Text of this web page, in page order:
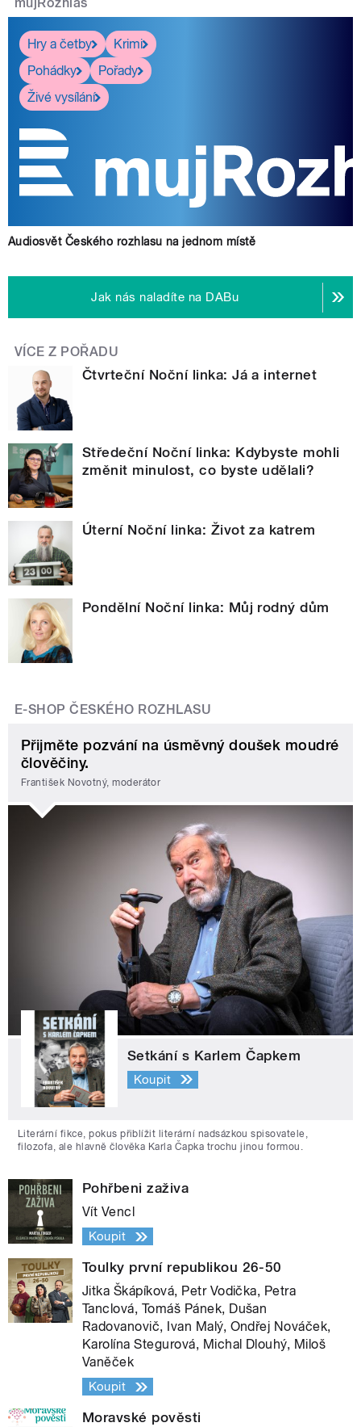
Hry a četby
Krimi
Pohádky
Pořady
Živé vysílání
Audiosvět Českého rozhlasu na jednom místě
Jak nás naladíte na DABu
VÍCE Z POŘADU
Čtvrteční Noční linka: Já a internet
Středeční Noční linka: Kdybyste mohli
změnit minulost, co byste udělali?
Úterní Noční linka: Život za katrem
Pondělní Noční linka: Můj rodný dům
E-SHOP ČESKÉHO ROZHLASU
Přijměte pozvání na úsměvný doušek moudré
člověčiny.
František Novotný, moderátor
Setkání s Karlem Čapkem
Koupit
Literární fikce, pokus přiblížit literární nadsázkou spisovatele,
filozofa, ale hlavně člověka Karla Čapka trochu jinou formou.
Pohřbeni zaživa
Vít Vencl
Koupit
Toulky první republikou 26-50
Jitka Škápíková, Petr Vodička, Petra
Tanclová, Tomáš Pánek, Dušan
Radovanovič, Ivan Malý, Ondřej Nováček,
Karolína Stegurová, Michal Dlouhý, Miloš
Vaněček
Koupit
Moravské pověsti